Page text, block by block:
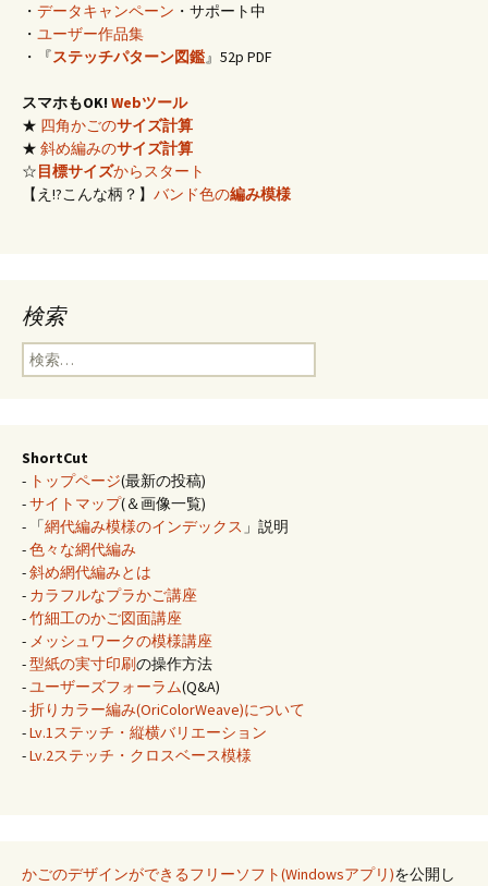
・ データキャンペーン ・サポート中
・ ユーザー作品集
・『ステッチパターン図鑑』52p PDF
スマホもOK! Webツール
★ 四角かごのサイズ計算
★ 斜め編みのサイズ計算
☆目標サイズからスタート
【え!?こんな柄？】 バンド色の編み模様
検索
検
索:
ShortCut
- トップページ(最新の投稿)
-サイトマップ(＆画像一覧)
- 「網代編み模様のインデックス 」説明
-色々な網代編み
-斜め網代編みとは
- カラフルなプラかご講座
-竹細工のかご図面講座
- メッシュワークの模様講座
-型紙の実寸印刷の操作方法
-ユーザーズフォーラム(Q&A)
-折りカラー編み(OriColorWeave)について
-Lv.1ステッチ・縦横バリエーション
-Lv.2ステッチ・クロスベース模様
かごのデザインができるフリーソフト(Windowsアプリ)を公開し